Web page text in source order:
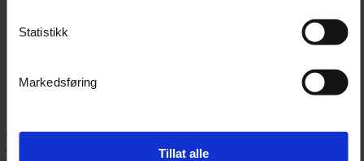
Statistikk
Markedsføring
Tillat alle
Gloss Factory Applicator kommer i rør med 6 stk.
Kundeanmeldelser Spørsmål og svar: